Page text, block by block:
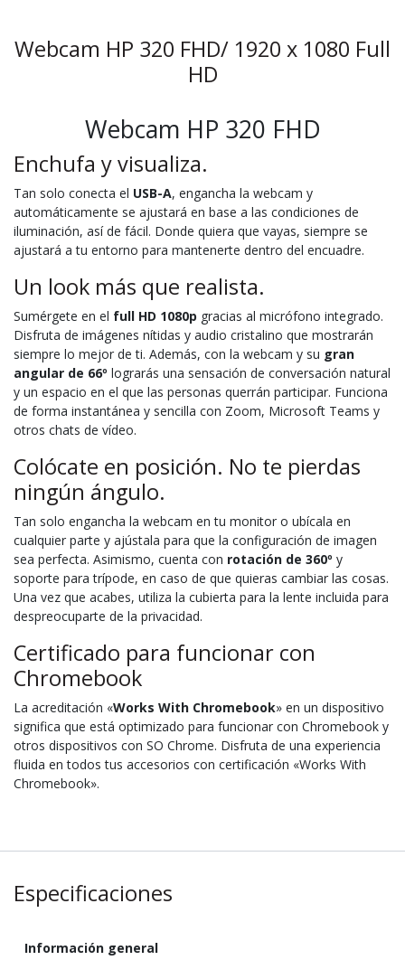
Webcam HP 320 FHD/ 1920 x 1080 Full
HD
Webcam HP 320 FHD
Enchufa y visualiza.
Tan solo conecta el USB-A, engancha la webcam y
automáticamente se ajustará en base a las condiciones de
iluminación, así de fácil. Donde quiera que vayas, siempre se
ajustará a tu entorno para mantenerte dentro del encuadre.
Un look más que realista.
Sumérgete en el full HD 1080p gracias al micrófono integrado.
Disfruta de imágenes nítidas y audio cristalino que mostrarán
siempre lo mejor de ti. Además, con la webcam y su gran
angular de 66º lograrás una sensación de conversación natural
y un espacio en el que las personas querrán participar. Funciona
de forma instantánea y sencilla con Zoom, Microsoft Teams y
otros chats de vídeo.
Colócate en posición. No te pierdas
ningún ángulo.
Tan solo engancha la webcam en tu monitor o ubícala en
cualquier parte y ajústala para que la configuración de imagen
sea perfecta. Asimismo, cuenta con rotación de 360º y
soporte para trípode, en caso de que quieras cambiar las cosas.
Una vez que acabes, utiliza la cubierta para la lente incluida para
despreocuparte de la privacidad.
Certificado para funcionar con
Chromebook
La acreditación «Works With Chromebook» en un dispositivo
significa que está optimizado para funcionar con Chromebook y
otros dispositivos con SO Chrome. Disfruta de una experiencia
fluida en todos tus accesorios con certificación «Works With
Chromebook».
Especificaciones
Información general